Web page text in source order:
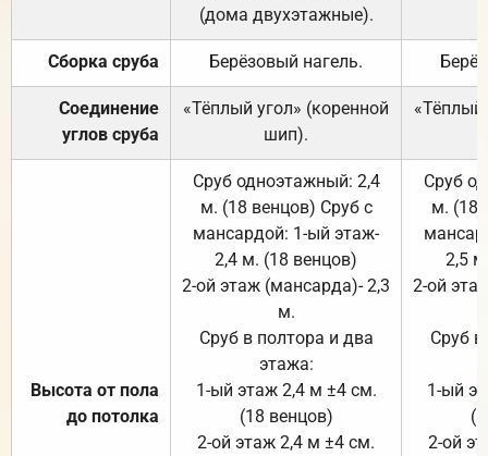
(дома двухэтажные).
Сборка сруба Берёзовый нагель.
Соединение
углов сруба
«Тёплый угол» (коренной
шип).
«Тёплый
Высота от пола
до потолка
Сруб одноэтажный: 2,4
м. (18 венцов) Сруб с
мансардой: 1-ый этаж-
2,4 м. (18 венцов)
2-ой этаж (мансарда)- 2,3
м.
Сруб в полтора и два
этажа:
1-ый этаж 2,4 м ±4 см.
(18 венцов)
2-ой этаж 2,4 м ±4 см.
Сруб
м. (18
2,5
2-ой
Сруб
1-ый
2-ой